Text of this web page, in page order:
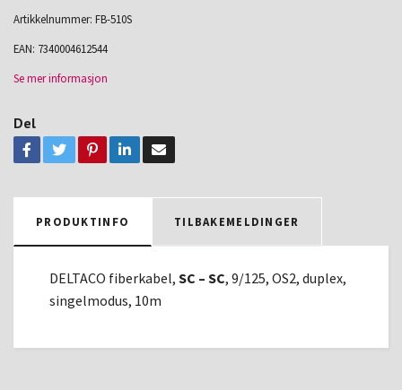
Artikkelnummer: FB-510S
EAN: 7340004612544
Se mer informasjon
Del
PRODUKTINFO TILBAKEMELDINGER
DELTACO fiberkabel, SC – SC, 9/125, OS2, duplex,
singelmodus, 10m